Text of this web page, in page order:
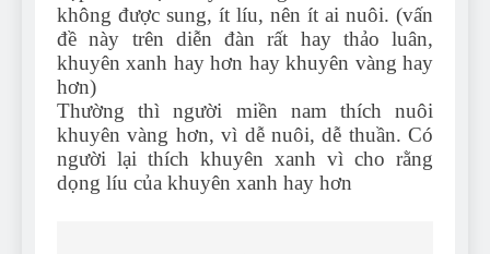
không được sung, ít líu, nên ít ai nuôi. (vấn
đề này trên diễn đàn rất hay thảo luân,
khuyên xanh hay hơn hay khuyên vàng hay
hơn)
Thường thì người miền nam thích nuôi
khuyên vàng hơn, vì dễ nuôi, dễ thuần. Có
người lại thích khuyên xanh vì cho rằng
dọng líu của khuyên xanh hay hơn